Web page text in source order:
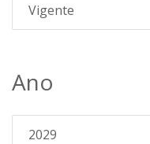
Vigente
Ano
2029